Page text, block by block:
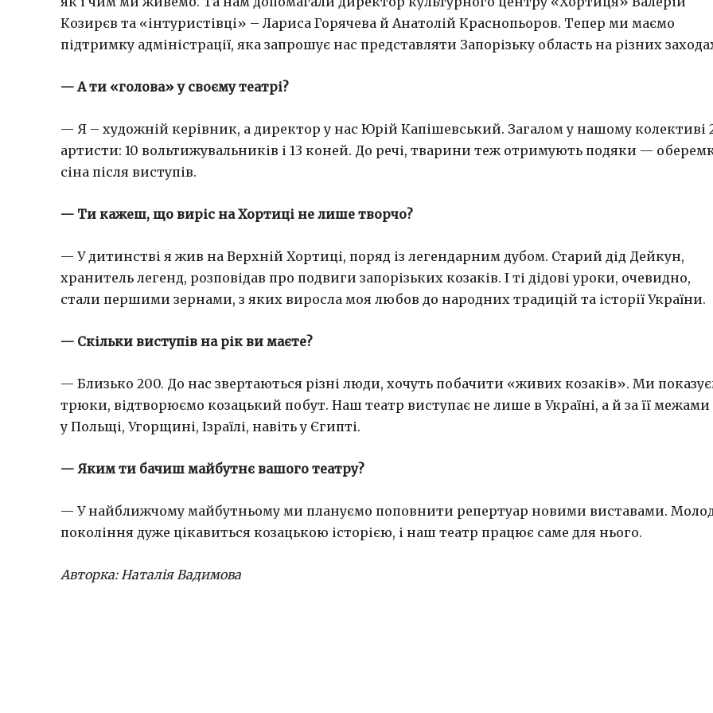
Козирєв та «інтуристівці» – Лариса Горячева й Анатолій Краснопьоров. Тепер ми маємо
підтримку адміністрації, яка запрошує нас представляти Запорізьку область на різних
— А ти «голова» у своєму театрі?
— Я – художній керівник, а директор у нас Юрій Капішевський. Загалом у нашому колективі
артисти: 10 вольтижувальників і 13 коней. До речі, тварини теж отримують подяки —
сіна після виступів.
— Ти кажеш, що виріс на Хортиці не лише творчо?
— У дитинстві я жив на Верхній Хортиці, поряд із легендарним дубом. Старий дід Дейкун,
хранитель легенд, розповідав про подвиги запорізьких козаків. І ті дідові уроки, очевидно,
стали першими зернами, з яких виросла моя любов до народних традицій та історії України.
— Скільки виступів на рік ви маєте?
— Близько 200. До нас звертаються різні люди, хочуть побачити «живих козаків». Ми
трюки, відтворюємо козацький побут. Наш театр виступає не лише в Україні, а й за її межами
у Польщі, Угорщині, Ізраїлі, навіть у Єгипті.
— Яким ти бачиш майбутнє вашого театру?
— У найближчому майбутньому ми плануємо поповнити репертуар новими виставами.
покоління дуже цікавиться козацькою історією, і наш театр працює саме для нього.
Авторка: Наталія Вадимова